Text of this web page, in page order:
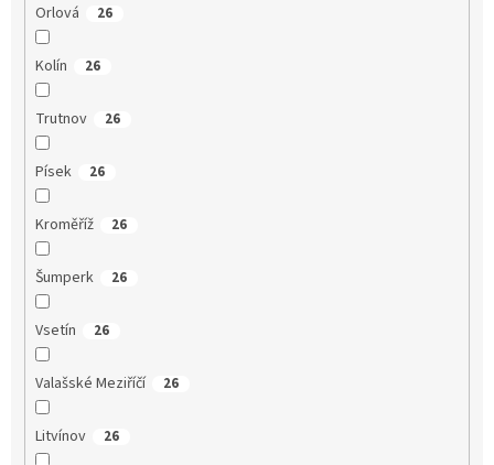
Orlová 26
Kolín 26
Trutnov 26
Písek 26
Kroměříž 26
Šumperk 26
Vsetín 26
Valašské Meziříčí 26
Litvínov 26